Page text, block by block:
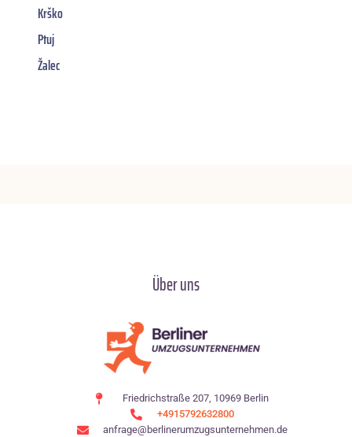
Krško
Ptuj
Žalec
Über uns
Friedrichstraße 207, 10969 Berlin
+4915792632800
anfrage@berlinerumzugsunternehmen.de